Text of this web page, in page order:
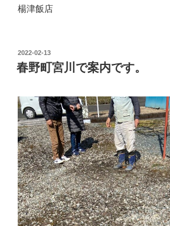
楊津飯店
投
稿
日:
2022-02-13
春野町宮川で案内です。